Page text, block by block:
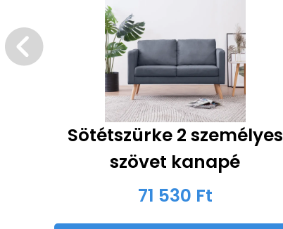
Sötétszürke 2 személyes
szövet kanapé
71 530 Ft